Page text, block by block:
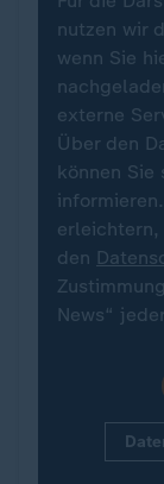
nutzen wir
wenn Sie
externe
Über den
können
erleichtern,
den
News“